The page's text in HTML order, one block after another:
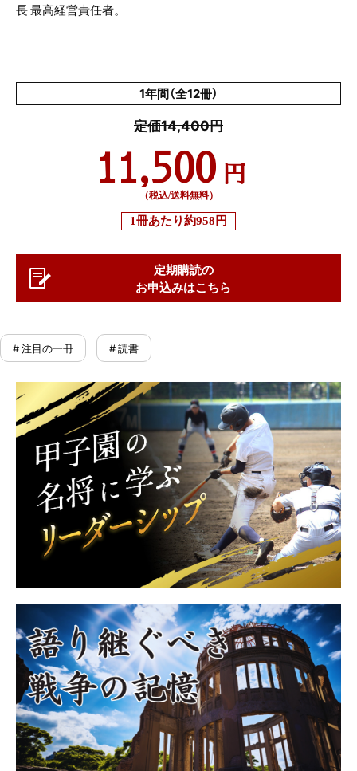
長 最高経営責任者。
1年間（全12冊）
定価14,400円
11,500 円
（税込/送料無料）
1冊あたり約958円
定期購読の
お申込みはこちら
# 注目の一冊 # 読書